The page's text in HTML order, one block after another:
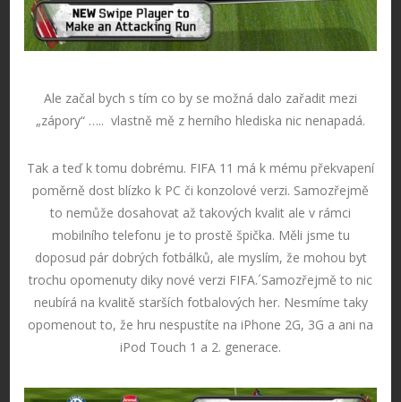
Ale začal bych s tím co by se možná dalo zařadit mezi
„zápory“ ….. vlastně mě z herního hlediska nic nenapadá.
Tak a teď k tomu dobrému. FIFA 11 má k mému překvapení
poměrně dost blízko k PC či konzolové verzi. Samozřejmě
to nemůže dosahovat až takových kvalit ale v rámci
mobilního telefonu je to prostě špička. Měli jsme tu
doposud pár dobrých fotbálků, ale myslím, že mohou byt
trochu opomenuty diky nové verzi FIFA.´Samozřejmě to nic
neubírá na kvalitě starších fotbalových her. Nesmíme taky
opomenout to, že hru nespustíte na iPhone 2G, 3G a ani na
iPod Touch 1 a 2. generace.